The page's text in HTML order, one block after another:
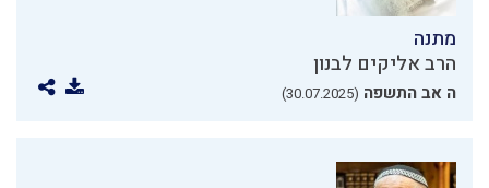
מתנה
הרב אליקים לבנון
ה אב התשפה (30.07.2025)